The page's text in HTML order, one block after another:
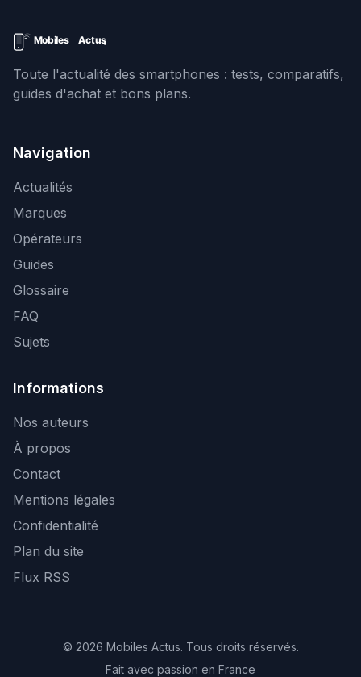
Toute l'actualité des smartphones : tests, comparatifs,
guides d'achat et bons plans.
Navigation
Actualités
Marques
Opérateurs
Guides
Glossaire
FAQ
Sujets
Informations
Nos auteurs
À propos
Contact
Mentions légales
Confidentialité
Plan du site
Flux RSS
© 2026 Mobiles Actus. Tous droits réservés.
Fait avec passion en France